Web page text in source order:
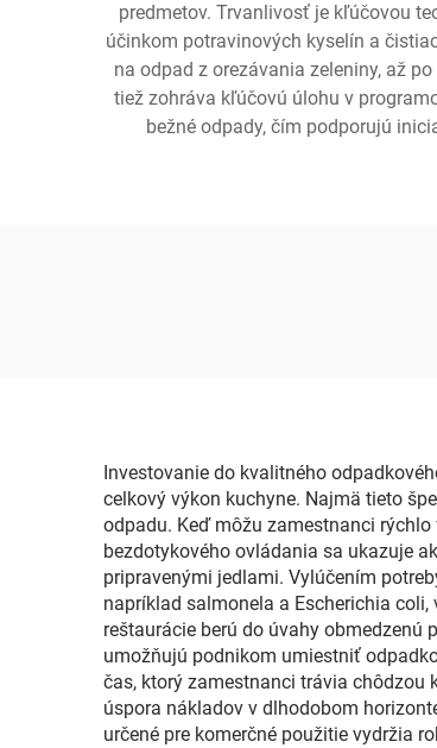
predmetov. Trvanlivosť je kľúčovou
účinkom potravinových kyselín a
na odpad z orezávania zeleniny, až
tiež zohráva kľúčovú úlohu v
bežné odpady, čím podporujú
Investovanie do kvalitného
celkový výkon kuchyne. Najmä tieto
odpadu. Keď môžu zamestnanci
bezdotykového ovládania sa ukazuje
pripravenými jedlami. Vylúčením
napríklad salmonela a Escherichia
reštaurácie berú do úvahy obmedzenú
umožňujú podnikom umiestniť
čas, ktorý zamestnanci trávia chôdzou
úspora nákladov v dlhodobom
určené pre komerčné použitie vydržia